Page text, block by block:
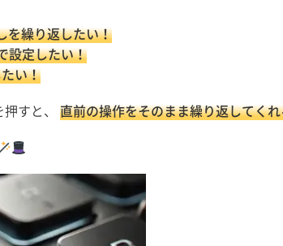
を繰り返したい！
設定したい！
い！
押すと、 直前の操作をそのまま繰り返してく